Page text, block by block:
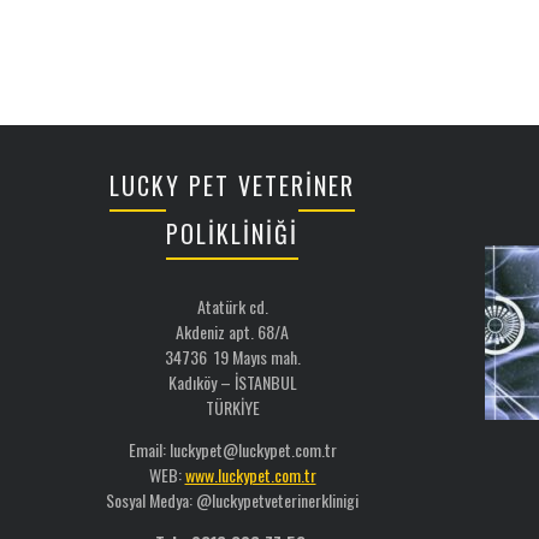
LUCKY PET VETERİNER
POLİKLİNİĞİ
Atatürk cd.
Akdeniz apt. 68/A
34736 19 Mayıs mah.
Kadıköy – İSTANBUL
TÜRKİYE
Email: luckypet@luckypet.com.tr
WEB:www.luckypet.com.tr
Sosyal Medya: @luckypetveterinerklinigi